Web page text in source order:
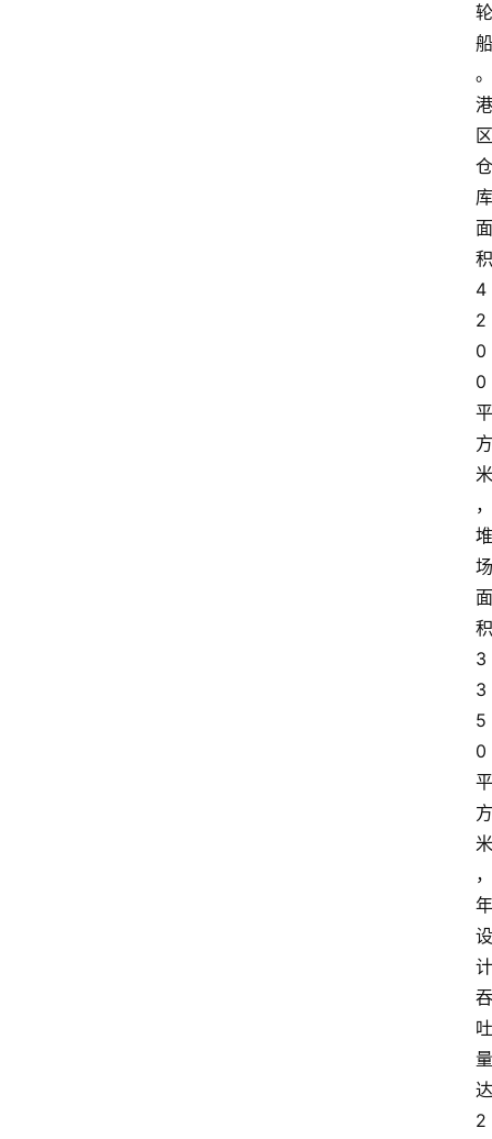
轮
船
。
港
区
仓
库
面
积
4
2
0
0
平
方
米
，
堆
场
面
积
3
3
5
0
平
方
米
，
年
设
计
吞
吐
量
达
2